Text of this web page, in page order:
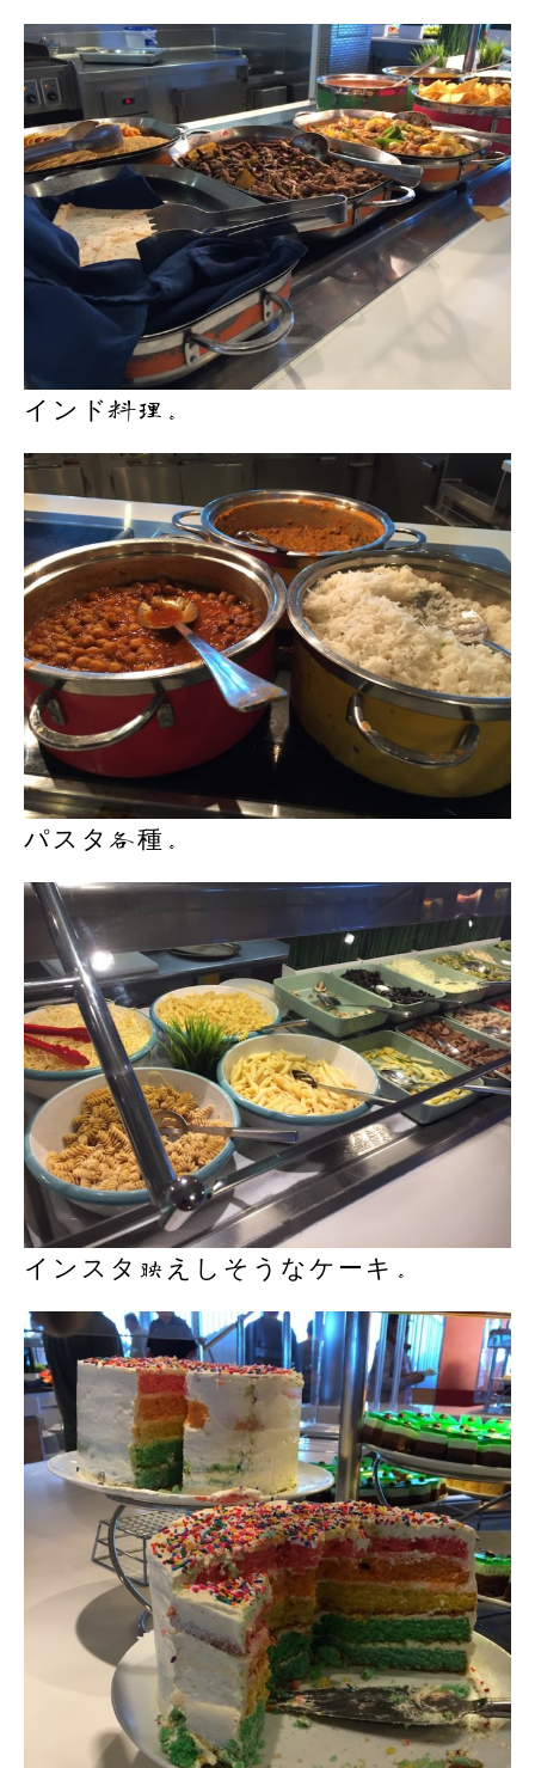
インド料理。
パスタ各種。
インスタ映えしそうなケーキ。